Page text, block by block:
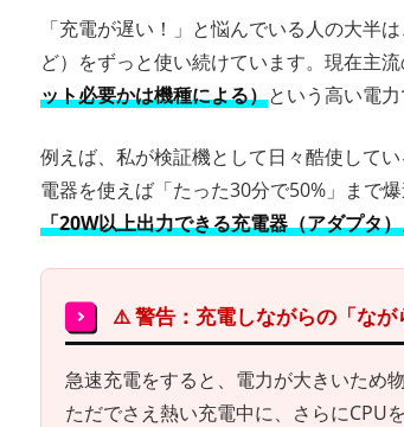
「充電が遅い！」と悩んでいる人の大半
ど）をずっと使い続けています。現在主流
ット必要かは機種による）という高い電
例えば、私が検証機として日々酷使して
電器を使えば「たった30分で50%」まで
「20W以上出力できる充電器（アダプタ
⚠️ 警告：充電しながらの「なが
急速充電をすると、電力が大きいため
ただでさえ熱い充電中に、さらにCPU